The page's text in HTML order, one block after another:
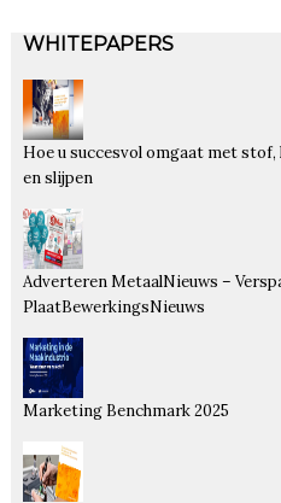
WHITEPAPERS
Hoe u succesvol omgaat met
en slijpen
Adverteren MetaalNieuws –
PlaatBewerkingsNieuws
Marketing Benchmark 2025